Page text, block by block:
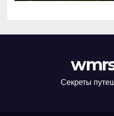
Секреты